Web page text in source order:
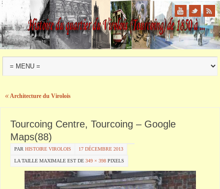
«Architecture du Virolois
Tourcoing Centre, Tourcoing – Google
Maps(88)
PAR HISTOIRE VIROLOIS 17 DÉCEMBRE 2013
LA TAILLE MAXIMALE EST DE 349 × 398 PIXELS